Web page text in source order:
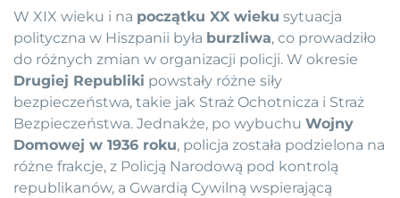
W XIX wieku i na początku XX wieku sytuacja
polityczna w Hiszpanii była burzliwa, co prowadziło
do różnych zmian w organizacji policji. W okresie
Drugiej Republiki powstały różne siły
bezpieczeństwa, takie jak Straż Ochotnicza i Straż
Bezpieczeństwa. Jednakże, po wybuchu Wojny
Domowej w 1936 roku, policja została podzielona na
różne frakcje, z Policją Narodową pod kontrolą
republikanów, a Gwardią Cywilną wspierającą